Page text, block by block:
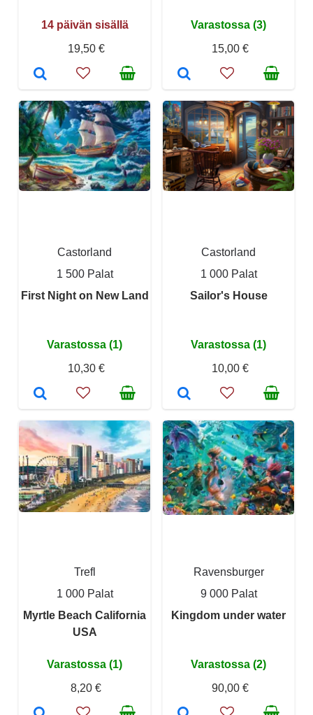
14 päivän sisällä
19,50 €
Varastossa (3)
15,00 €
Castorland
1 500 Palat
First Night on New Land
Varastossa (1)
10,30 €
Castorland
1 000 Palat
Sailor's House
Varastossa (1)
10,00 €
Trefl
1 000 Palat
Myrtle Beach California
USA
Varastossa (1)
8,20 €
Ravensburger
9 000 Palat
Kingdom under water
Varastossa (2)
90,00 €